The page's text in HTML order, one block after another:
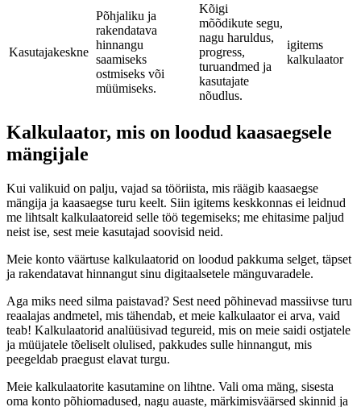
Kasutajakeskne
Põhjaliku ja
rakendatava
hinnangu
saamiseks
ostmiseks või
müümiseks.
Kõigi
mõõdikute segu,
nagu haruldus,
progress,
turuandmed ja
kasutajate
nõudlus.
igitems
kalkulaator
Kalkulaator, mis on loodud kaasaegsele
mängijale
Kui valikuid on palju, vajad sa tööriista, mis räägib kaasaegse
mängija ja kaasaegse turu keelt. Siin igitems keskkonnas ei leidnud
me lihtsalt kalkulaatoreid selle töö tegemiseks; me ehitasime paljud
neist ise, sest meie kasutajad soovisid neid.
Meie konto väärtuse kalkulaatorid on loodud pakkuma selget, täpset
ja rakendatavat hinnangut sinu digitaalsetele mänguvaradele.
Aga miks need silma paistavad? Sest need põhinevad massiivse turu
reaalajas andmetel, mis tähendab, et meie kalkulaator ei arva, vaid
teab! Kalkulaatorid analüüsivad tegureid, mis on meie saidi ostjatele
ja müüjatele tõeliselt olulised, pakkudes sulle hinnangut, mis
peegeldab praegust elavat turgu.
Meie kalkulaatorite kasutamine on lihtne. Vali oma mäng, sisesta
oma konto põhiomadused, nagu auaste, märkimisväärsed skinnid ja